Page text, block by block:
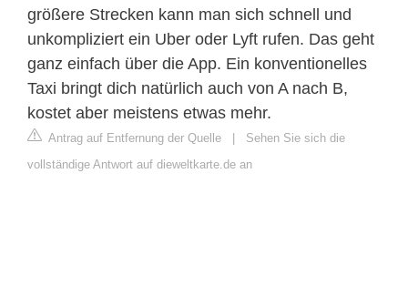
größere Strecken kann man sich schnell und
unkompliziert ein Uber oder Lyft rufen. Das geht
ganz einfach über die App. Ein konventionelles
Taxi bringt dich natürlich auch von A nach B,
kostet aber meistens etwas mehr.
Antrag auf Entfernung der Quelle | Sehen Sie sich die
vollständige Antwort auf dieweltkarte.de an